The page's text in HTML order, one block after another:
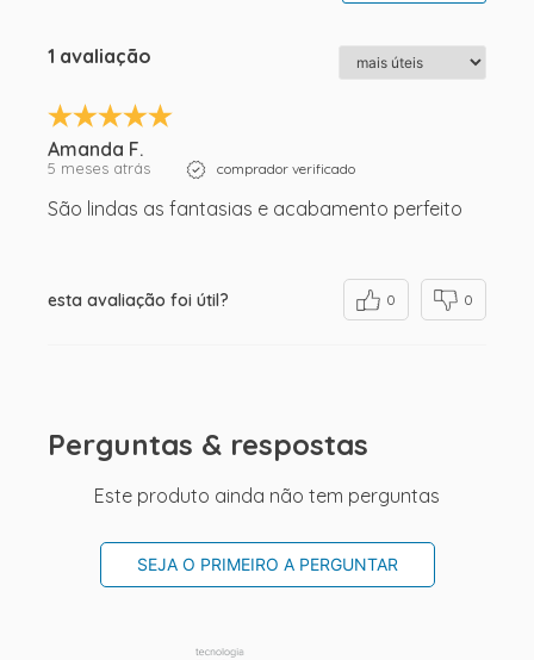
1 avaliação
Amanda F.
5 meses atrás comprador verificado
São lindas as fantasias e acabamento perfeito
esta avaliação foi útil? 0 0
Perguntas & respostas
Este produto ainda não tem perguntas
SEJA O PRIMEIRO A PERGUNTAR